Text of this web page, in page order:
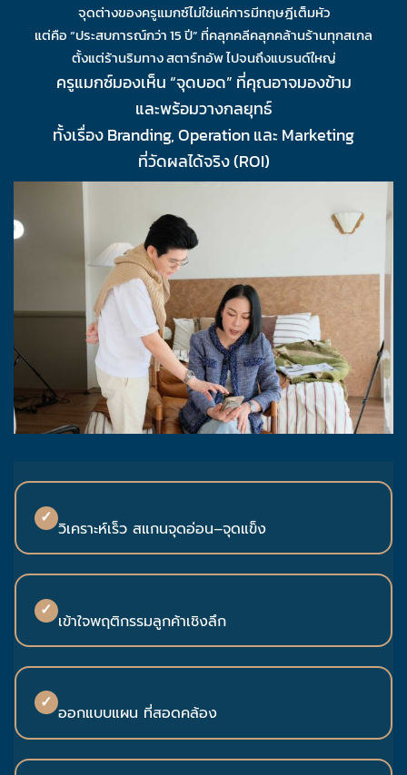
จุดต่างของครูแมกซ์ไม่ใช่แค่การมีทฤษฎีเต็มหัว
แต่คือ “ประสบการณ์กว่า 15 ปี” ที่คลุกคลีคลุกคล้านร้านทุกสเกล
ตั้งแต่ร้านริมทาง สตาร์ทอัพ ไปจนถึงแบรนด์ใหญ่
ครูแมกซ์มองเห็น “จุดบอด” ที่คุณอาจมองข้าม
และพร้อมวางกลยุทธ์
ทั้งเรื่อง Branding, Operation และ Marketing
ที่วัดผลได้จริง (ROI)
✓
วิเคราะห์เร็ว สแกนจุดอ่อน–จุดแข็ง
✓
เข้าใจพฤติกรรมลูกค้าเชิงลึก
✓
ออกแบบแผน ที่สอดคล้อง